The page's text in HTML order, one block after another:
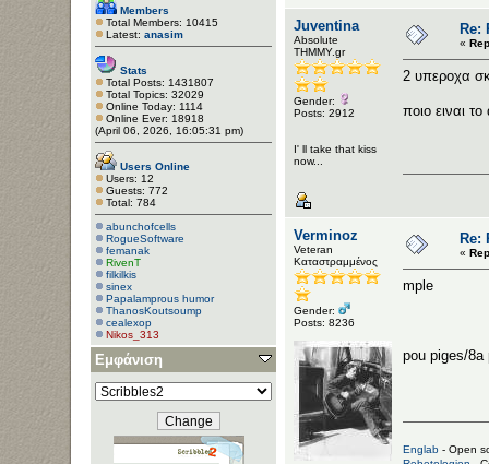
Members
Total Members: 10415
Latest: anasim
Stats
Total Posts: 1431807
Total Topics: 32029
Online Today: 1114
Online Ever: 18918
(April 06, 2026, 16:05:31 pm)
Users Online
Users: 12
Guests: 772
Total: 784
abunchofcells
RogueSoftware
femanak
RivenT
filkilkis
sinex
Papalamprous humor
ThanosKoutsoump
cealexop
Nikos_313
Εμφάνιση
Juventina
Αbsolute
ΤΗΜΜΥ.gr
Gender:
Posts: 2912
I' ll take that kiss
now...
Re:
«
2 υπεροχα
ποιο ειναι
Verminoz
Veteran
Καταστραμμένος
Gender:
Posts: 8236
Re:
«
mple
pou piges/8a
Englab - Open